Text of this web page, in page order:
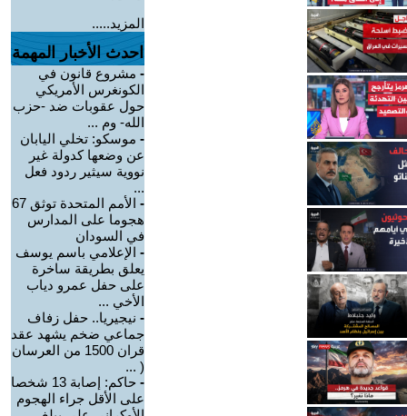
المزيد.....
احدث الأخبار المهمة
- مشروع قانون في
الكونغرس الأمريكي
حول عقوبات ضد -حزب
الله- وم ...
- موسكو: تخلي اليابان
عن وضعها كدولة غير
نووية سيثير ردود فعل
...
-
الأمم المتحدة توثق 67
هجوما على المدارس
في السودان
- الإعلامي باسم يوسف
يعلق بطريقة ساخرة
على حفل عمرو دياب
الأخي ...
- نيجيريا.. حفل زفاف
جماعي ضخم يشهد عقد
قران 1500 من العرسان
( ...
-
حاكم: إصابة 13 شخصا
على الأقل جراء الهجوم